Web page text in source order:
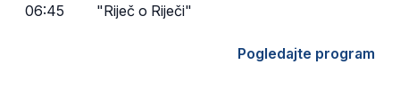
06:45 "Riječ o Riječi"
Pogledajte program